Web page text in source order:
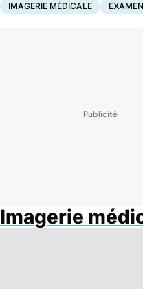
IMAGERIE MÉDICALE
Imagerie